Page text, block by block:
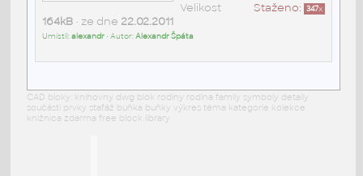
Staženo: 347x
Velikost
164kB• ze dne 22.02.2011
Umístil:alexandr• Autor:Alexandr Špáta
CAD bloky: knihovny dwg blok rodiny rodina family symboly detaily
součásti prvky stafáž buňka buňky výkres téma kategorie kolekce
knižnica zdarma free block library